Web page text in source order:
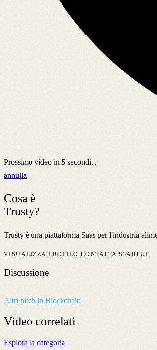
Prossimo video in 5 secondi...
annulla
Cosa è
Trusty?
Trusty è una piattaforma Saas per l'industria
VISUALIZZA PROFILO CONTATTA STARTUP
Discussione
Altri pitch in Blockchain
Video correlati
Esplora la categoria